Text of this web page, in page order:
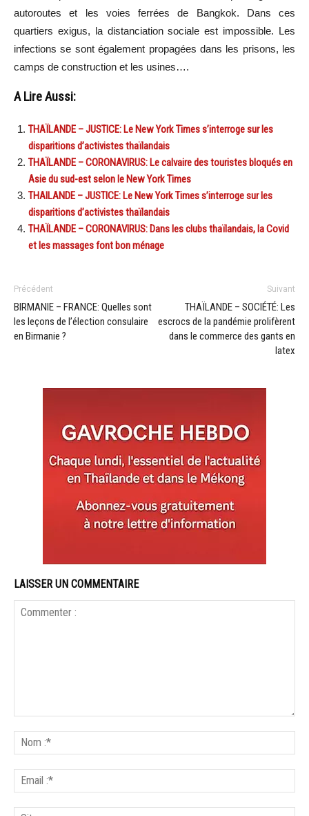
autoroutes et les voies ferrées de Bangkok. Dans ces
quartiers exigus, la distanciation sociale est impossible. Les
infections se sont également propagées dans les prisons, les
camps de construction et les usines….
A Lire Aussi:
THAÏLANDE – JUSTICE: Le New York Times s’interroge sur les
disparitions d’activistes thaïlandais
THAÏLANDE – CORONAVIRUS: Le calvaire des touristes bloqués en
Asie du sud-est selon le New York Times
THAILANDE – JUSTICE: Le New York Times s’interroge sur les
disparitions d’activistes thaïlandais
THAÏLANDE – CORONAVIRUS: Dans les clubs thaïlandais, la Covid
et les massages font bon ménage
Précédent
BIRMANIE – FRANCE: Quelles sont
les leçons de l’élection consulaire
en Birmanie ?
Suivant
THAÏLANDE – SOCIÉTÉ: Les
escrocs de la pandémie prolifèrent
dans le commerce des gants en
latex
LAISSER UN COMMENTAIRE